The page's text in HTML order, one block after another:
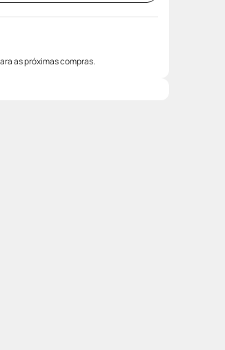
as próximas compras.